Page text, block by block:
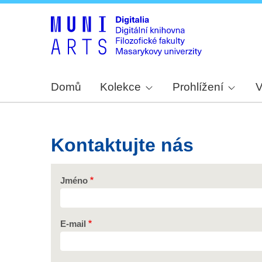
Domů Kolekce Prohlížení
Kontaktujte nás
Jméno
E-mail